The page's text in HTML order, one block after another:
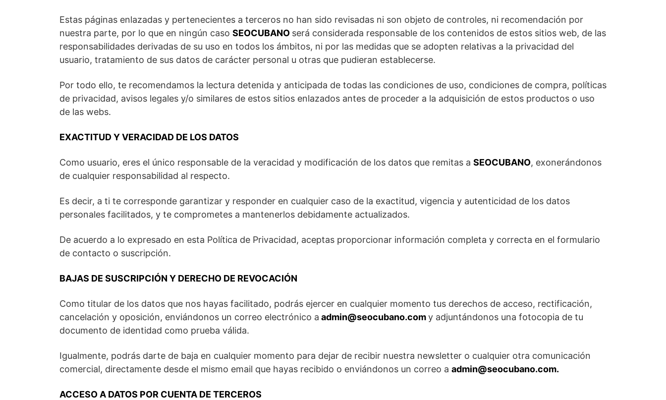
Estas páginas enlazadas y pertenecientes a terceros no han sido revisadas ni son objeto de controles, ni recomendación por
nuestra parte, por lo que en ningún caso SEOCUBANO será considerada responsable de los contenidos de estos sitios web, de las
responsabilidades derivadas de su uso en todos los ámbitos, ni por las medidas que se adopten relativas a la privacidad del
usuario, tratamiento de sus datos de carácter personal u otras que pudieran establecerse.
Por todo ello, te recomendamos la lectura detenida y anticipada de todas las condiciones de uso, condiciones de compra, políticas
de privacidad, avisos legales y/o similares de estos sitios enlazados antes de proceder a la adquisición de estos productos o uso
de las webs.
EXACTITUD Y VERACIDAD DE LOS DATOS
Como usuario, eres el único responsable de la veracidad y modificación de los datos que remitas a SEOCUBANO, exonerándonos
de cualquier responsabilidad al respecto.
Es decir, a ti te corresponde garantizar y responder en cualquier caso de la exactitud, vigencia y autenticidad de los datos
personales facilitados, y te comprometes a mantenerlos debidamente actualizados.
De acuerdo a lo expresado en esta Política de Privacidad, aceptas proporcionar información completa y correcta en el formulario
de contacto o suscripción.
BAJAS DE SUSCRIPCIÓN Y DERECHO DE REVOCACIÓN
Como titular de los datos que nos hayas facilitado, podrás ejercer en cualquier momento tus derechos de acceso, rectificación,
cancelación y oposición, enviándonos un correo electrónico a admin@seocubano.comy adjuntándonos una fotocopia de tu
documento de identidad como prueba válida.
Igualmente, podrás darte de baja en cualquier momento para dejar de recibir nuestra newsletter o cualquier otra comunicación
comercial, directamente desde el mismo email que hayas recibido o enviándonos un correo a admin@seocubano.com.
ACCESO A DATOS POR CUENTA DE TERCEROS